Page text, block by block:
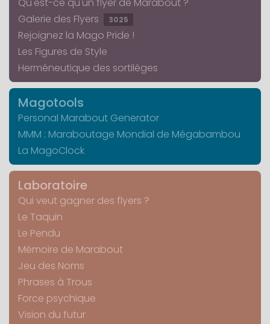
Galerie des Flyers
3025
Rejoignez la Mago Pride !
Les Figures de Style
Herméneutique des sortilèges
Magotools
Personal Marabout Generator
MMM : Maraboutage Mondial de Mégabambou
La MagoClock
Laboratoire
Qui veut gagner des flyers ?
Le Taquin
Le Pendu
Mémoire de Marabout
Jeu des Noms
Phrases à Trous
Force psychique
Vision du futur